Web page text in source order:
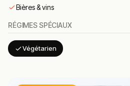
antipasti savoureux
froides et chaudes pour
appétit.
tiramisu maison
maison, onctueux et fidèle
Conclusion
Bières & vins
RÉGIMES SPÉCIAUX
Végétarien